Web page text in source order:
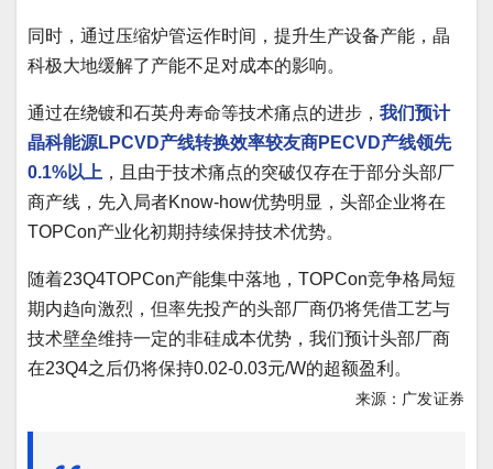
同时，通过压缩炉管运作时间，提升生产设备产能，晶
科极大地缓解了产能不足对成本的影响。
通过在绕镀和石英舟寿命等技术痛点的进步， 我们预计
晶科能源LPCVD产线转换效率较友商PECVD产线领先
0.1%以上 ，且由于技术痛点的突破仅存在于部分头部厂
商产线，先入局者Know-how优势明显，头部企业将在
TOPCon产业化初期持续保持技术优势。
随着23Q4TOPCon产能集中落地，TOPCon竞争格局短
期内趋向激烈，但率先投产的头部厂商仍将凭借工艺与
技术壁垒维持一定的非硅成本优势，我们预计头部厂商
在23Q4之后仍将保持0.02-0.03元/W的超额盈利。
来源： 广发证券